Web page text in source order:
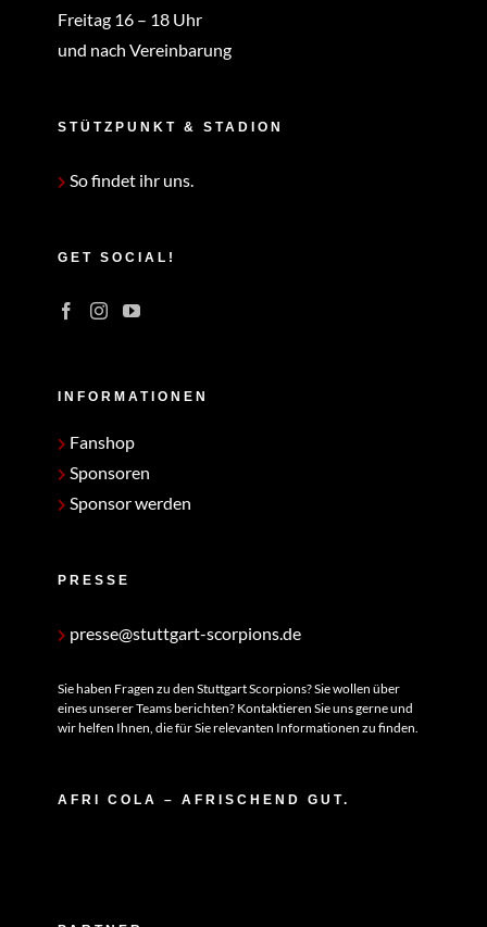
Freitag 16 – 18 Uhr
und nach Vereinbarung
STÜTZPUNKT & STADION
So findet ihr uns.
GET SOCIAL!
INFORMATIONEN
Fanshop
Sponsoren
Sponsor werden
PRESSE
presse@stuttgart-scorpions.de
Sie haben Fragen zu den Stuttgart Scorpions? Sie wollen über
eines unserer Teams berichten? Kontaktieren Sie uns gerne und
wir helfen Ihnen, die für Sie relevanten Informationen zu finden.
AFRI COLA – AFRISCHEND GUT.